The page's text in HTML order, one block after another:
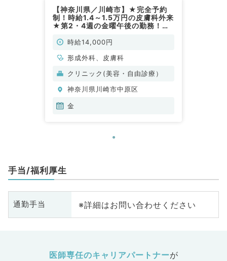
【神奈川県／川崎市】★完全予約
制！時給1.4～1.5万円の皮膚科外来
★第2・4週の金曜午後の勤務！美
な求人です（美容皮膚科／非常勤）
時給14,000円
形成外科、皮膚科
クリニック(美容・自由診療）
神奈川県川崎市中原区
金
手当/福利厚生
通勤手当 ※詳細はお問い合わせください
医師専任のキャリアパートナーが